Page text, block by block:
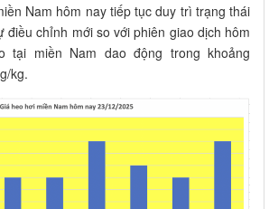
Nam hôm nay tiếp tục duy trì trạng thái
điều chỉnh mới so với phiên giao dịch hôm
tại miền Nam dao động trong khoảng
kg.